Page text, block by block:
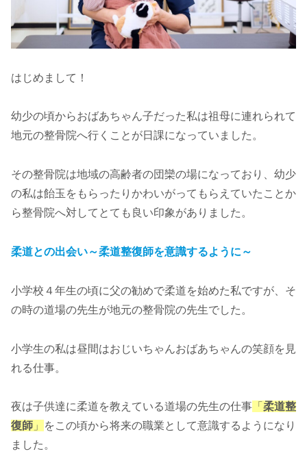
はじめまして！
幼少の頃からおばあちゃん子だった私は祖母に連れられて
地元の整骨院へ行くことが日課になっていました。
その整骨院は地域の高齢者の団欒の場になっており、幼少
の私は飴玉をもらったりかわいがってもらえていたことか
ら整骨院へ対してとても良い印象がありました。
柔道との出会い～柔道整復師を意識するように～
小学校４年生の頃に父の勧めで柔道を始めた私ですが、そ
の時の道場の先生が地元の整骨院の先生でした。
小学生の私は昼間はおじいちゃんおばあちゃんの笑顔を見
れる仕事。
夜は子供達に柔道を教えている道場の先生の仕事 「 柔道整
復師 」
をこの頃から将来の職業として意識するようになり
ました。